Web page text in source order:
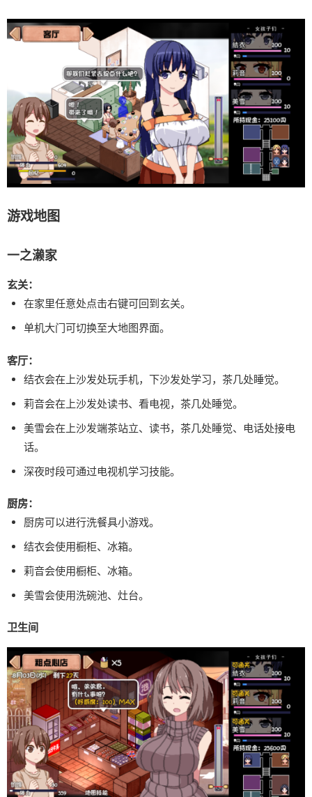
游戏地图
一之濑家
玄关：
在家里任意处点击右键可回到玄关。
单机大门可切换至大地图界面。
客厅：
结衣会在上沙发处玩手机，下沙发处学习，茶几处睡觉。
莉音会在上沙发处读书、看电视，茶几处睡觉。
美雪会在上沙发端茶站立、读书，茶几处睡觉、电话处接电
话。
深夜时段可通过电视机学习技能。
厨房：
厨房可以进行洗餐具小游戏。
结衣会使用橱柜、冰箱。
莉音会使用橱柜、冰箱。
美雪会使用洗碗池、灶台。
卫生间